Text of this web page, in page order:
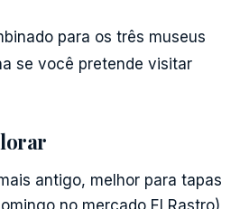
para os três museus
se você pretende visitar
antigo, melhor para tapas